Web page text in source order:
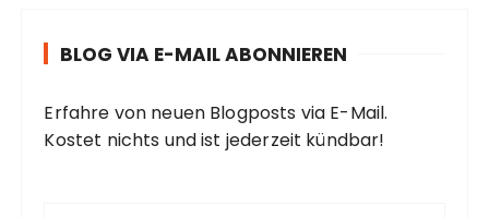
BLOG VIA E-MAIL ABONNIEREN
Erfahre von neuen Blogposts via E-Mail.
Kostet nichts und ist jederzeit kündbar!